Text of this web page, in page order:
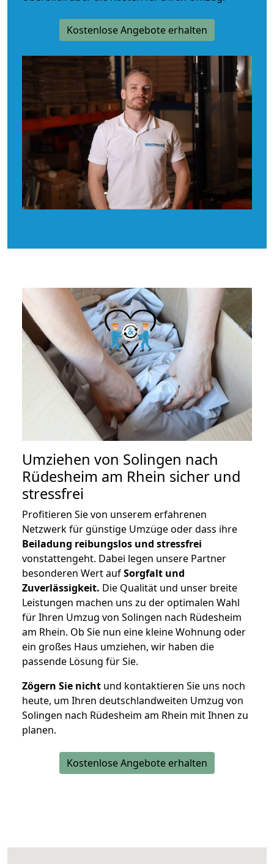
Kostenlose Angebote erhalten
Umziehen von Solingen nach
Rüdesheim am Rhein sicher und
stressfrei
Profitieren Sie von unserem erfahrenen
Netzwerk für günstige Umzüge oder dass ihre
Beiladung reibungslos und stressfrei
vonstattengeht. Dabei legen unsere Partner
besonderen Wert aufSorgfalt und
Zuverlässigkeit. Die Qualität und unser breite
Leistungen machen uns zu der optimalen Wahl
für Ihren Umzug von Solingen nach Rüdesheim
am Rhein. Ob Sie nun eine kleine Wohnung oder
ein großes Haus umziehen, wir haben die
passende Lösung für Sie.
Zögern Sie nicht und kontaktieren Sie uns noch
heute, um Ihren deutschlandweiten Umzug von
Solingen nach Rüdesheim am Rhein mit Ihnen zu
planen.
Kostenlose Angebote erhalten